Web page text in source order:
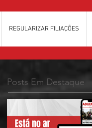
REGULARIZAR FILIAÇÕES
Posts Em Destaque